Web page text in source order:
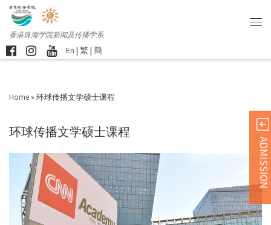
香港珠海学院新闻及传播学系
En | 繁 | 簡
Home » 环球传播文学硕士课程
环球传播文学硕士课程
ADMISSION